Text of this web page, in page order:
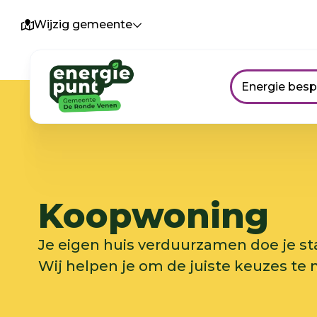
Wijzig gemeente
Energie
Koopwoning
Je eigen huis verduurzamen doe je
Wij helpen je om de juiste keuzes te